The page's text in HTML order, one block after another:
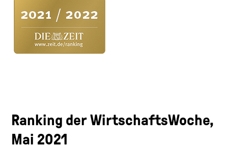
Ranking der WirtschaftsWoche,
Mai 2021